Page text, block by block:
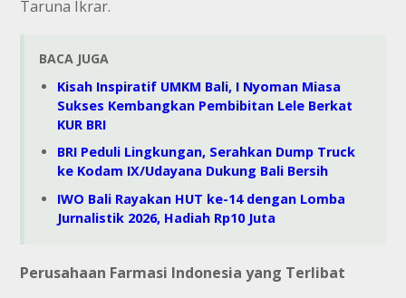
Taruna Ikrar.
BACA JUGA
Kisah Inspiratif UMKM Bali, I Nyoman Miasa
Sukses Kembangkan Pembibitan Lele Berkat
KUR BRI
BRI Peduli Lingkungan, Serahkan Dump Truck
ke Kodam IX/Udayana Dukung Bali Bersih
IWO Bali Rayakan HUT ke-14 dengan Lomba
Jurnalistik 2026, Hadiah Rp10 Juta
Perusahaan Farmasi Indonesia yang Terlibat